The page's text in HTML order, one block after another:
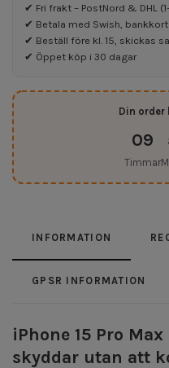
✔ Fri frakt – PostNord & DHL
✔ Betala med Swish,
✔ Beställ före kl. 15, skickas
✔ Öppet köp i 30 dagar
Din order
09
Timmar
INFORMATION
GPSR INFORMATION
iPhone 15 Pro
skyddar utan att